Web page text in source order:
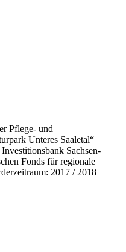
Pflege- und
Unteres Saaletal“
Sachsen-
Fonds für regionale
2017 / 2018